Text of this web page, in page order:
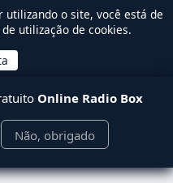
utilizando o site, você está de
utilização de cookies.
Online Radio Box
Não, obrigado